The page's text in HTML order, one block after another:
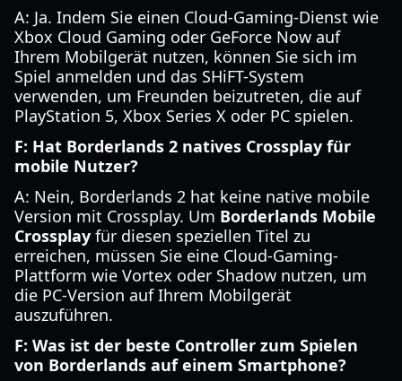
A: Ja. Indem Sie einen Cloud-Gaming-Dienst wie
Xbox Cloud Gaming oder GeForce Now auf
Ihrem Mobilgerät nutzen, können Sie sich im
Spiel anmelden und das SHiFT-System
verwenden, um Freunden beizutreten, die auf
PlayStation 5, Xbox Series X oder PC spielen.
F: Hat Borderlands 2 natives Crossplay für
mobile Nutzer?
A: Nein, Borderlands 2 hat keine native mobile
Version mit Crossplay. Um Borderlands Mobile
Crossplay für diesen speziellen Titel zu
erreichen, müssen Sie eine Cloud-Gaming-
Plattform wie Vortex oder Shadow nutzen, um
die PC-Version auf Ihrem Mobilgerät
auszuführen.
F: Was ist der beste Controller zum Spielen
von Borderlands auf einem Smartphone?